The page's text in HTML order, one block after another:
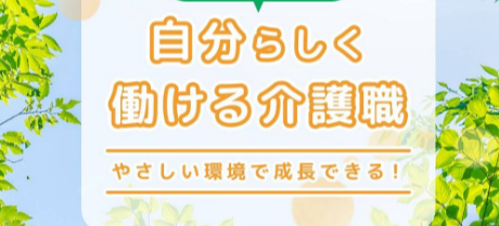
2026/07/31
「OWLさるびあ」の疾患研修シリーズ。今回は、
ームで安心・自立して生活できるようにするための
を解説します…